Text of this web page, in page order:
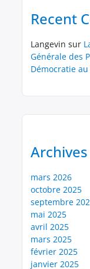
Recent
Langevin sur
Générale des
Démocratie au
Archives
mars 2026
octobre 2025
septembre
mai 2025
avril 2025
mars 2025
février 2025
janvier 2025